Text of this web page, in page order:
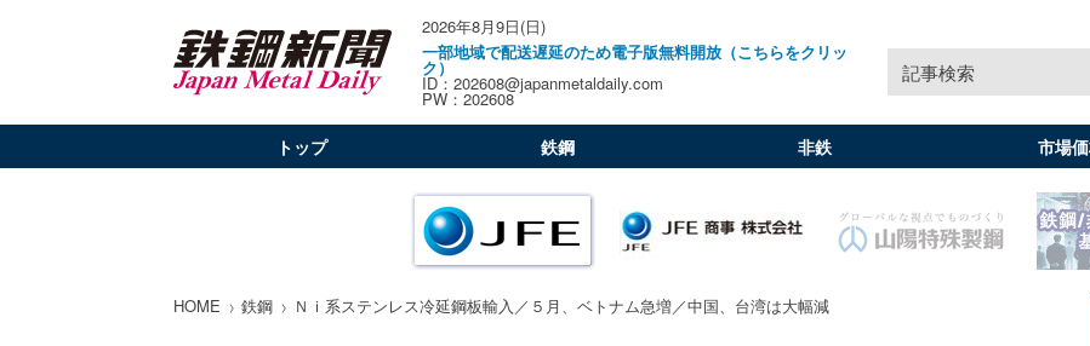
2026年8月9日(日)
一部地域で配送遅延のため電子版無料開放（こちらをクリッ
ク）
ID：202608@japanmetaldaily.com
PW：202608
記事検索
トップ 鉄鋼 非鉄 市場
HOME 鉄鋼 Ｎｉ系ステンレス冷延鋼板輸入／５月、ベトナム急増／中国、台湾は大幅減